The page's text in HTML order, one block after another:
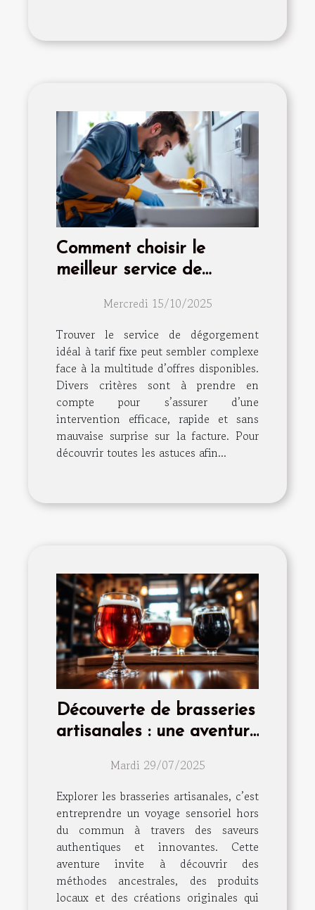
Comment choisir le
meilleur service de
Mercredi 15/10/2025
Trouver le service de dégorgement
idéal à tarif fixe peut sembler complexe
face à la multitude d’offres disponibles.
Divers critères sont à prendre en
compte pour s’assurer d’une
intervention efficace, rapide et sans
mauvaise surprise sur la facture. Pour
découvrir toutes les astuces afin...
Découverte de brasseries
artisanales : une aventure
Mardi 29/07/2025
Explorer les brasseries artisanales, c’est
entreprendre un voyage sensoriel hors
du commun à travers des saveurs
authentiques et innovantes. Cette
aventure invite à découvrir des
méthodes ancestrales, des produits
locaux et des créations originales qui